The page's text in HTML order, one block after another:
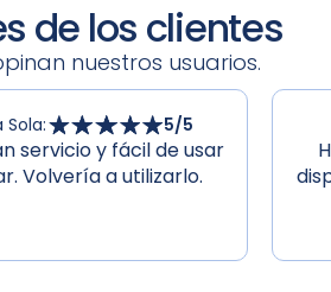
de los clientes
nuestros usuarios.
Sola: 5/5
servicio y fácil de usar
Volvería a utilizarlo.